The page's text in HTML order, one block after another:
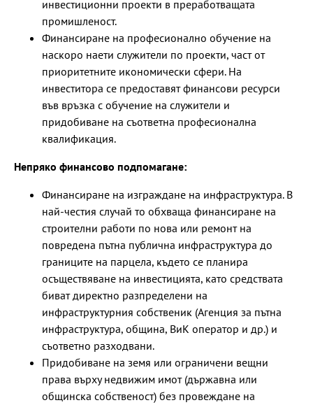
инвестиционни проекти в преработващата
промишленост.
Финансиране на професионално обучение на
наскоро наети служители по проекти, част от
приоритетните икономически сфери. На
инвеститора се предоставят финансови ресурси
във връзка с обучение на служители и
придобиване на съответна професионална
квалификация.
Непряко финансово подпомагане:
Финансиране на изграждане на инфраструктура. В
най-честия случай то обхваща финансиране на
строителни работи по нова или ремонт на
повредена пътна публична инфраструктура до
границите на парцела, където се планира
осъществяване на инвестицията, като средствата
биват директно разпределени на
инфраструктурния собственик (Агенция за пътна
инфраструктура, община, ВиК оператор и др.) и
съответно разходвани.
Придобиване на земя или ограничени вещни
права върху недвижим имот (държавна или
общинска собственост) без провеждане на